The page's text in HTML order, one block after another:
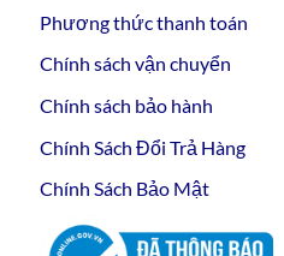
Phương thức thanh toán
Chính sách vận chuyển
Chính sách bảo hành
Chính Sách Đổi Trả Hàng
Chính Sách Bảo Mật